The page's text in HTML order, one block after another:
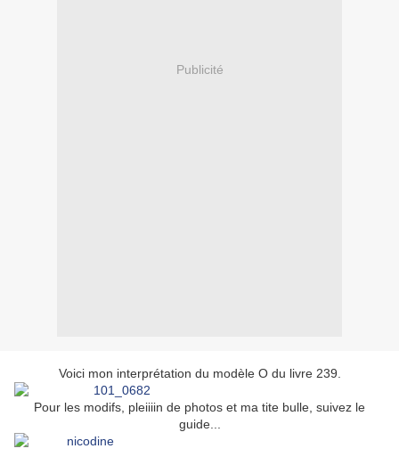
Publicité
Voici mon interprétation du modèle O du livre 239.
Pour les modifs, pleiiiin de photos et ma tite bulle, suivez le
guide...